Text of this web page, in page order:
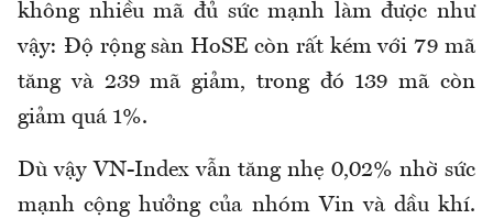
không nhiều mã đủ sức mạnh làm được như
vậy: Độ rộng sàn HoSE còn rất kém với 79 mã
tăng và 239 mã giảm, trong đó 139 mã còn
giảm quá 1%.
Dù vậy VN-Index vẫn tăng nhẹ 0,02% nhờ sức
mạnh cộng hưởng của nhóm Vin và dầu khí.